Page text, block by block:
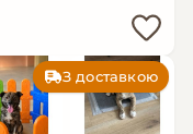
З доставкою